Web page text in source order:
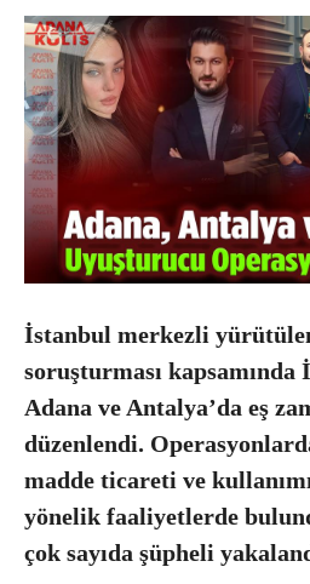
İstanbul merkezli
soruşturması
Adana ve Antalya’da eş
düzenlendi.
madde ticareti ve
yönelik faaliyetlerde
çok sayıda şüpheli